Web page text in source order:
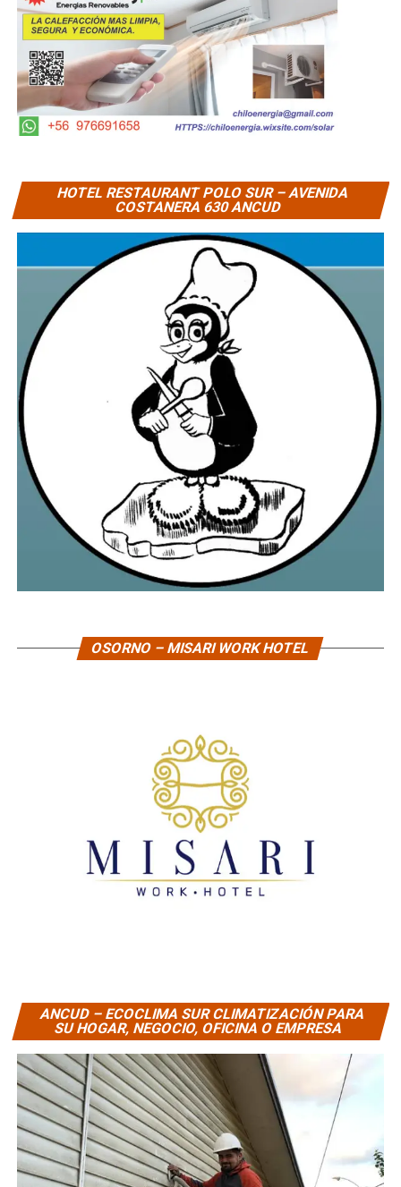
HOTEL RESTAURANT POLO SUR – AVENIDA
COSTANERA 630 ANCUD
OSORNO – MISARI WORK HOTEL
ANCUD – ECOCLIMA SUR CLIMATIZACIÓN PARA
SU HOGAR, NEGOCIO, OFICINA O EMPRESA